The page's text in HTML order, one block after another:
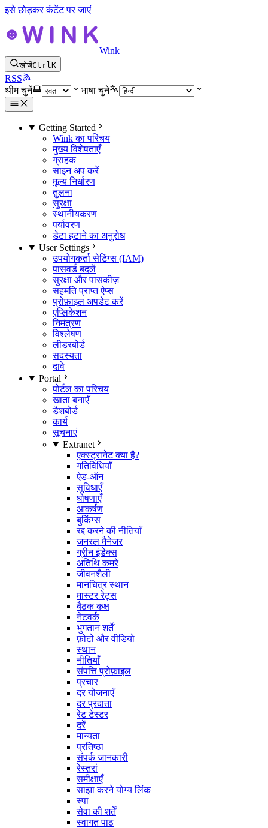
इसे छोड़कर कंटेंट पर जाएं
Wink
खोजेंCtrlK
RSS
थीम चुनें
भाषा चुने
Getting Started
Wink का परिचय
मुख्य विशेषताएँ
ग्राहक
साइन अप करें
मूल्य निर्धारण
तुलना
सुरक्षा
स्थानीयकरण
पर्यावरण
डेटा हटाने का अनुरोध
User Settings
उपयोगकर्ता सेटिंग्स (IAM)
पासवर्ड बदलें
सुरक्षा और पासकीज़
सहमति प्राप्त ऐप्स
प्रोफ़ाइल अपडेट करें
एप्लिकेशन
निमंत्रण
विश्लेषण
लीडरबोर्ड
सदस्यता
दावे
Portal
पोर्टल का परिचय
खाता बनाएँ
डैशबोर्ड
कार्य
सूचनाएं
Extranet
एक्स्ट्रानेट क्या है?
गतिविधियाँ
ऐड-ऑन
सुविधाएँ
घोषणाएँ
आकर्षण
बुकिंग्स
रद्द करने की नीतियाँ
जनरल मैनेजर
ग्रीन इंडेक्स
अतिथि कमरे
जीवनशैली
मानचित्र स्थान
मास्टर रेट्स
बैठक कक्ष
नेटवर्क
भुगतान शर्तें
फ़ोटो और वीडियो
स्थान
नीतियाँ
संपत्ति प्रोफ़ाइल
प्रचार
दर योजनाएँ
दर प्रदाता
रेट टेस्टर
दरें
मान्यता
प्रतिष्ठा
संपर्क जानकारी
रेस्तरां
समीक्षाएँ
साझा करने योग्य लिंक
स्पा
सेवा की शर्तें
स्वागत पाठ